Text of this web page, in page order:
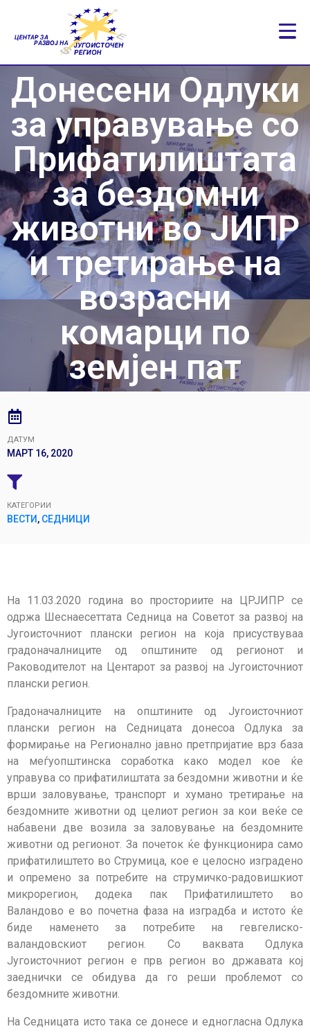
Донесени Одлуки
за управување со
Прифатилиштата
за бездомни
животни во ЈИПР
и третирање на
возрасни
комарци по
земјен пат
ДАТУМ
МАРТ 16, 2020
КАТЕГОРИИ
ВЕСТИ , СЕДНИЦИ
На 11.03.2020 година во просториите на ЦРЈИПР се
одржа Шеснаесеттата Седница на Советот за развој на
Југоисточниот плански регион на која присуствуваа
градоначалниците од општините од регионот и
Раководителот на Центарот за развој на Југоисточниот
плански регион.
Градоначалниците на општините од Југоисточниот
плански регион на Седницата донесоа Одлука за
формирање на Регионално јавно претпријатие врз база
на меѓуопштинска соработка како модел кое ќе
управува со прифатилиштата за бездомни животни и ќе
врши заловување, транспорт и хумано третирање на
бездомните животни од целиот регион за кои веќе се
набавени две возила за заловување на бездомните
животни од регионот. За почеток ќе функционира само
прифатилиштето во Струмица, кое е целосно изградено
и опремено за потребите на струмичко-радовишкиот
микрорегион, додека пак Прифатилиштето во
Валандово е во почетна фаза на изградба и истото ќе
биде наменето за потребите на гевгелиско-
валандовскиот регион. Со ваквата Одлука
Југоисточниот регион е прв регион во државата кој
заеднички се обидува да го реши проблемот со
бездомните животни.
На Седницата исто така се донесе и едногласна Одлука